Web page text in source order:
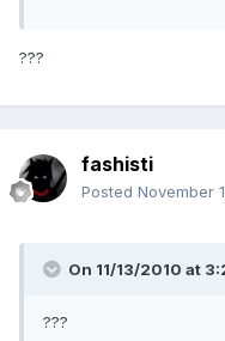
???
fashisti
Posted November
On 11/13/2010 at
???